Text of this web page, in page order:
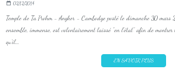
02/12/2014
Temple de Ta Prohm - Angkor - Cambodge posté le dimanche 30
ensemble, immense, est volontairement laissé "en l'état" afin de
qu'il...
EN SAVOIR PLUS